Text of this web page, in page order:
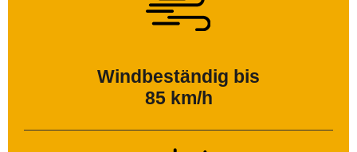
Windbeständig bis
85 km/h